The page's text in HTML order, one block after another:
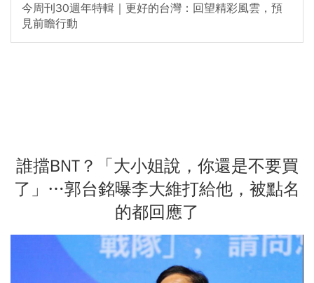
今周刊30週年特輯｜更好的台灣：回望精彩風雲，預
見前瞻行動
誰擋BNT？「大小姐說，你還是不要買
了」…郭台銘曝李大維打給他，被點名
的都回應了